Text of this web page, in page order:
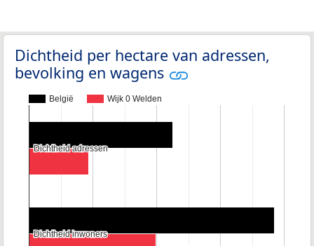
Dichtheid per hectare van adressen,
bevolking en wagens
België Wijk 0 Welden
Dichtheid adressen
Dichtheid adressen
Dichtheid inwoners
Dichtheid inwoners